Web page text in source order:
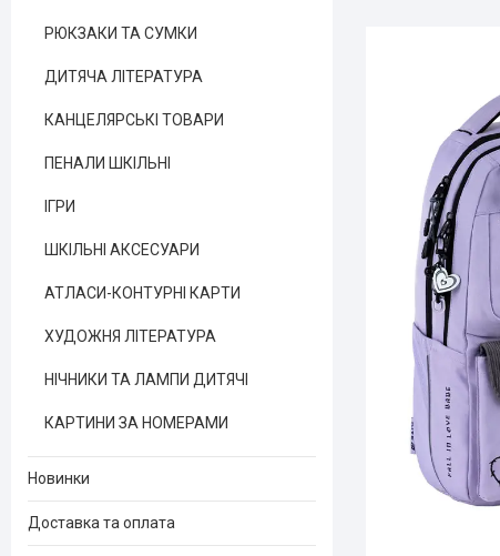
РЮКЗАКИ ТА СУМКИ
ДИТЯЧА ЛІТЕРАТУРА
КАНЦЕЛЯРСЬКІ ТОВАРИ
ПЕНАЛИ ШКІЛЬНІ
ІГРИ
ШКІЛЬНІ АКСЕСУАРИ
АТЛАСИ-КОНТУРНІ КАРТИ
ХУДОЖНЯ ЛІТЕРАТУРА
НІЧНИКИ ТА ЛАМПИ ДИТЯЧІ
КАРТИНИ ЗА НОМЕРАМИ
Новинки
Доставка та оплата